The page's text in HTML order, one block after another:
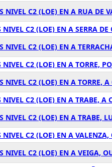
C2 (LOE) EN A RUA DE
C2 (LOE) EN A SERRA
C2 (LOE) EN A
C2 (LOE) EN A TORRE,
C2 (LOE) EN A TORRE,
C2 (LOE) EN A TRABE, A
C2 (LOE) EN A TRABE,
C2 (LOE) EN A VALENZA,
C2 (LOE) EN A VEIGA,